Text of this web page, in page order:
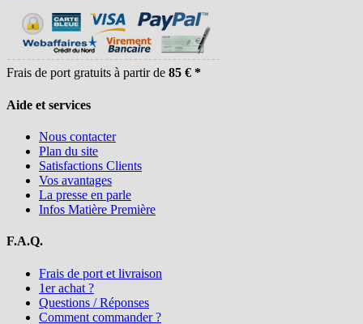
Frais de port gratuits à partir de 85 € *
Aide et services
Nous contacter
Plan du site
Satisfactions Clients
Vos avantages
La presse en parle
Infos Matière Première
F.A.Q.
Frais de port et livraison
1er achat ?
Questions / Réponses
Comment commander ?